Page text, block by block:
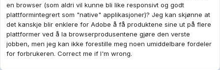
en browser (som aldri vil kunne bli like responsivt og godt
plattformintegrert som "native" applikasjoner)? Jeg kan skjønne at
det kanskje blir enklere for Adobe å få produktene sine ut på flere
plattformer ved å la browserprodusentene gjøre den verste
jobben, men jeg kan ikke forestille meg noen umiddelbare fordeler
for forbrukeren. Correct me if I'm wrong.